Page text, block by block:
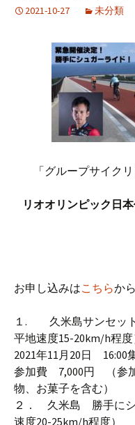
2021-10-27 未分類
「グループサイク
リオオリンピック日
お申し込みはこちらか
１. 久米島サンセッ
平地速度15-20km/h程度
2021年11月20日 16:00
参加費 7,000円 （参
物、お菓子を含む）
２． 久米島 勝手に
速度20-25km/h程度）